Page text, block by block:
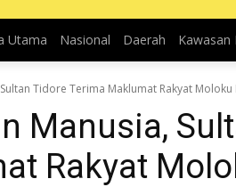
Utama Nasional Daerah Kawasan
Tidore Terima Maklumat Rakyat Moloku
Manusia,
Rakyat